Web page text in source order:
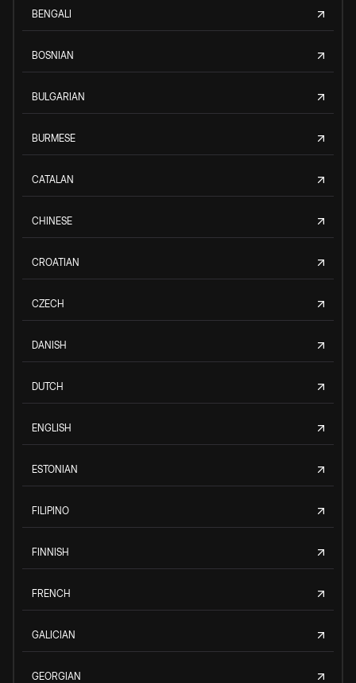
BENGALI
BOSNIAN
BULGARIAN
BURMESE
CATALAN
CHINESE
CROATIAN
CZECH
DANISH
DUTCH
ENGLISH
ESTONIAN
FILIPINO
FINNISH
FRENCH
GALICIAN
GEORGIAN